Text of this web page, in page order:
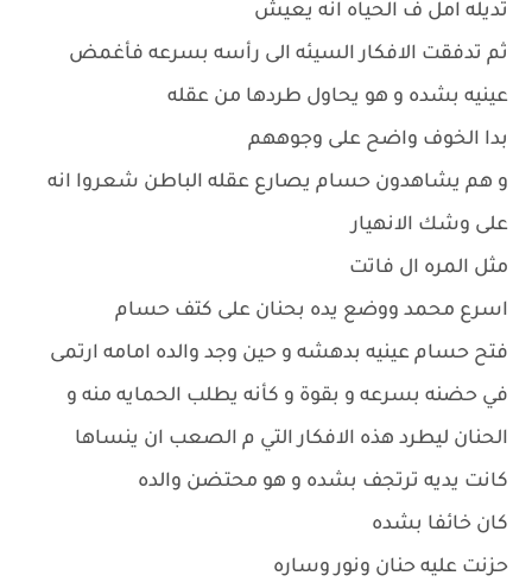
تديله امل ف الحياه انه يعيش
ثم تدفقت الافكار السيئه الى رأسه بسرعه فأغمض
عينيه بشده و هو يحاول طردها من عقله
بدا الخوف واضح على وجوههم
و هم يشاهدون حسام يصارع عقله الباطن شعروا انه
على وشك الانهيار
مثل المره ال فاتت
اسرع محمد ووضع يده بحنان على كتف حسام
فتح حسام عينيه بدهشه و حين وجد والده امامه ارتمى
في حضنه بسرعه و بقوة و كأنه يطلب الحمايه منه و
الحنان ليطرد هذه الافكار التي م الصعب ان ينساها
كانت يديه ترتجف بشده و هو محتضن والده
كان خائفا بشده
حزنت عليه حنان ونور وساره